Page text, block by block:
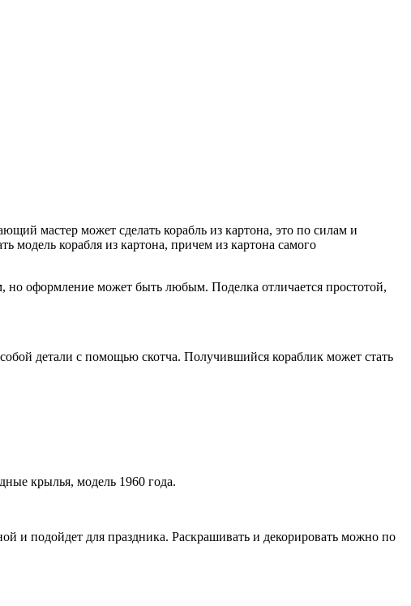
мастер может сделать корабль из картона, это по силам и
модель корабля из картона, причем из картона самого
но оформление может быть любым. Поделка отличается простотой,
детали с помощью скотча. Получившийся кораблик может стать
крылья, модель 1960 года.
и подойдет для праздника. Раскрашивать и декорировать можно по